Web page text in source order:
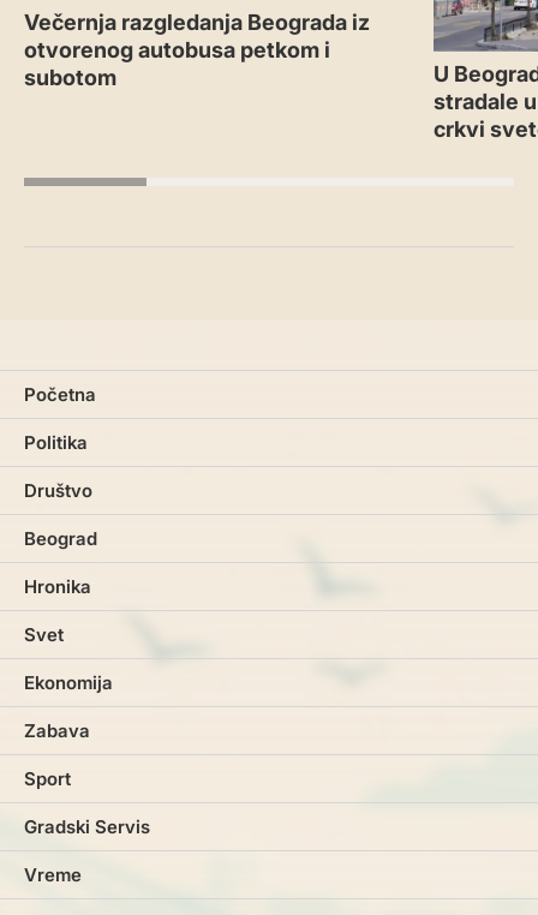
Večernja razgledanja Beograda iz
otvorenog autobusa petkom i
subotom
U
stradale
crkvi
Početna
Politika
Društvo
Beograd
Hronika
Svet
Ekonomija
Zabava
Sport
Gradski Servis
Vreme